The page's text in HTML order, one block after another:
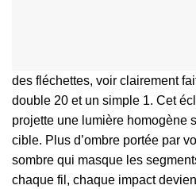
des fléchettes, voir clairement
double 20 et un simple 1. Cet
projette une lumière homogène
cible. Plus d’ombre portée par
sombre qui masque les
chaque fil, chaque impact